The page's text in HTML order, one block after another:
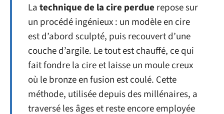
Latechnique de la cire perdue repose sur
un procédé ingénieux : un modèle en cire
est d’abord sculpté, puis recouvert d’une
couche d’argile. Le tout est chauffé, ce qui
fait fondre la cire et laisse un moule creux
où le bronze en fusion est coulé. Cette
méthode, utilisée depuis des millénaires, a
traversé les âges et reste encore employée